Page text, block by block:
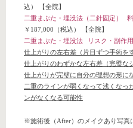
込）
【全院】
二重まぶた・埋没法（二針固定）
￥187,000（税込）
【全院】
二重まぶた・埋没法
リスク・副作
仕上がりの左右差（片目ずつ手術を
仕上がりのわずかな左右差（完璧な
仕上がりが完璧に自分の理想の形に
二重のラインが弱くなって浅くなっ
ンがなくなる可能性
※施術後（After）のメイクあり写真